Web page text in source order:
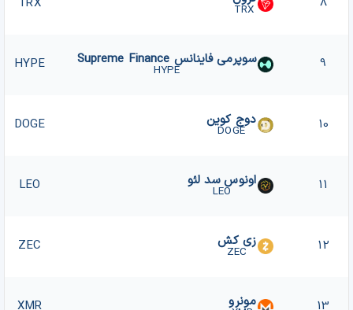
TRX
9 سوپرمی فاینانس Supreme Finance
HYPE
HYPE
10 دوج کوین
DOGE
DOGE
11 اونوس سد لئو
LEO
LEO
12 زی کش
ZEC
ZEC
مونرو